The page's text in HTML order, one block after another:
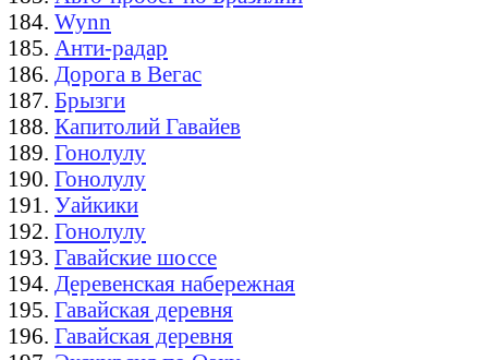
Wynn
Анти-радар
Дорога в Вегас
Брызги
Капитолий Гавайев
Гонолулу
Гонолулу
Уайкики
Гонолулу
Гавайские шоссе
Деревенская набережная
Гавайская деревня
Гавайская деревня